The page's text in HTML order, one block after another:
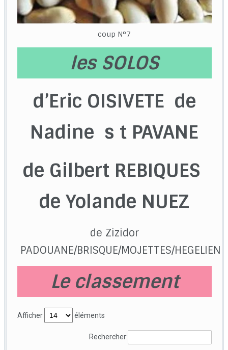
coup N°7
les SOLOS
d’Eric OISIVETE de
Nadine s t PAVANE
de Gilbert REBIQUES
de Yolande NUEZ
de Zizidor
PADOUANE/BRISQUE/MOJETTES/HEGELIEN
Le classement
Afficher éléments
Rechercher: